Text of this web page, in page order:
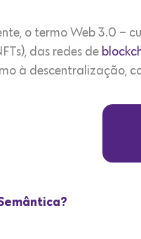
o termo Web 3.0 –
das redes de
à descentralização,